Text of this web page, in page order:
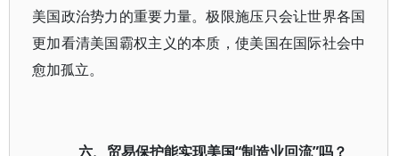
美国政治势力的重要力量。极限施压只会让世界各国
更加看清美国霸权主义的本质，使美国在国际社会中
愈加孤立。
六、贸易保护能实现美国“制造业回流”吗？